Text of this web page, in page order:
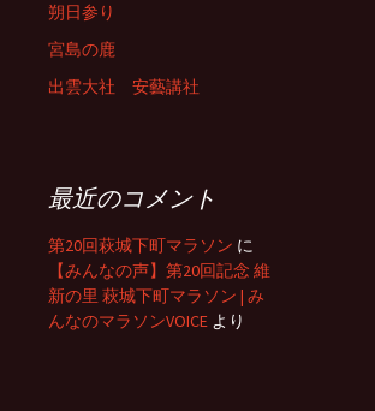
朔日参り
宮島の鹿
出雲大社 安藝講社
最近のコメント
第20回萩城下町マラソン に
【みんなの声】第20回記念 維
新の里 萩城下町マラソン | み
んなのマラソンVOICE より